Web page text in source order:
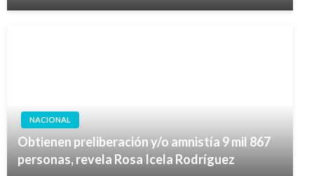
NACIONAL
Obtienen preliberación y/o amnistía 9 mil 867
personas, revela Rosa Icela Rodríguez